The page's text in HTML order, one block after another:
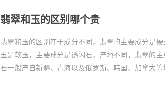
翡翠和玉的区别哪个贵
翡翠和玉的区别在于成分不同，翡翠的主要成分是
玉是软玉，主要成分是透闪石。产地不同，翡翠的
石一般产自新疆、青海以及俄罗斯、韩国、加拿大